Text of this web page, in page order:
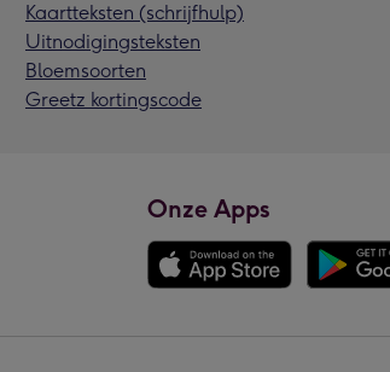
Kaartteksten (schrijfhulp)
Uitnodigingsteksten
Bloemsoorten
Greetz kortingscode
Onze Apps